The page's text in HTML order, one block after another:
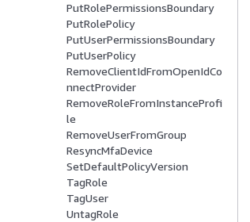
PutRolePermissionsBoundary
PutRolePolicy
PutUserPermissionsBoundary
PutUserPolicy
RemoveClientIdFromOpenIdCo
nnectProvider
RemoveRoleFromInstanceProfi
le
RemoveUserFromGroup
ResyncMfaDevice
SetDefaultPolicyVersion
TagRole
TagUser
UntagRole